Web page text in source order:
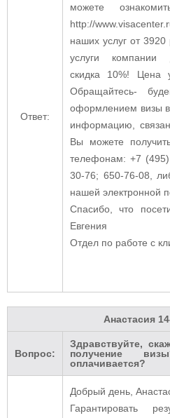
Ответ:
можете
http://
наших услуг от
услуги компании
скидка 10%! Цена
Обращайтесь-
оформлением визы
информацию,
Вы можете
телефонам: +7
30-76; 650-76-08,
нашей электронной
Спасибо, что
Евгения
Отдел по работе с
Анастасия
Вопрос:
Здравствуйте,
получение
оплачивается?
Добрый день,
Гарантировать